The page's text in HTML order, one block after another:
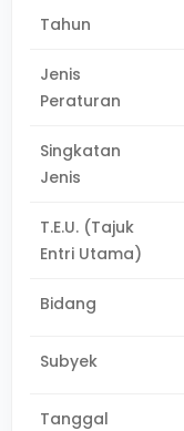
Tahun
Jenis
Peraturan
Singkatan
Jenis
T.E.U. (Tajuk
Entri Utama)
Bidang
Subyek
Tanggal